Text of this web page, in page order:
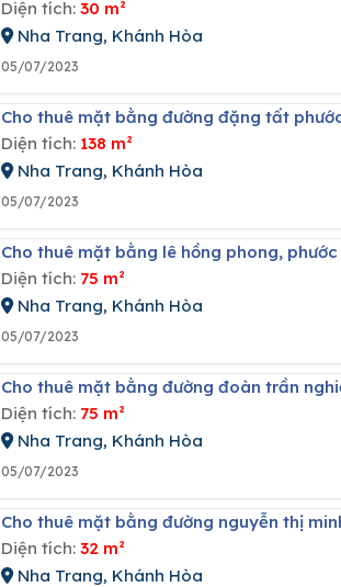
Diện tích: 30 m²
Nha Trang, Khánh Hòa
05/07/2023
Cho thuê mặt bằng đường đặng tất
Diện tích: 138 m²
Nha Trang, Khánh Hòa
05/07/2023
Cho thuê mặt bằng lê hồng phong,
Diện tích: 75 m²
Nha Trang, Khánh Hòa
05/07/2023
Cho thuê mặt bằng đường đoàn trần
Diện tích: 75 m²
Nha Trang, Khánh Hòa
05/07/2023
Cho thuê mặt bằng đường nguyễn thị
Diện tích: 32 m²
Nha Trang, Khánh Hòa